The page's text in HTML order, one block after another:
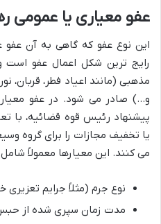
عفو معیاری یا عمومی
این نوع عفو که گاهی به آن عفو
رایج ترین شکل اعمال عفو
مذهبی (مانند اعیاد فطر، قربان،
و…) صادر می شود. در عفو
پیشنهاد رئیس قوه قضائیه،
یا تخفیف مجازات را برای گروه
می کنند. این معیارها معمولاً
نوع جرم (مثلاً جرایم
مدت زمان سپری شده از